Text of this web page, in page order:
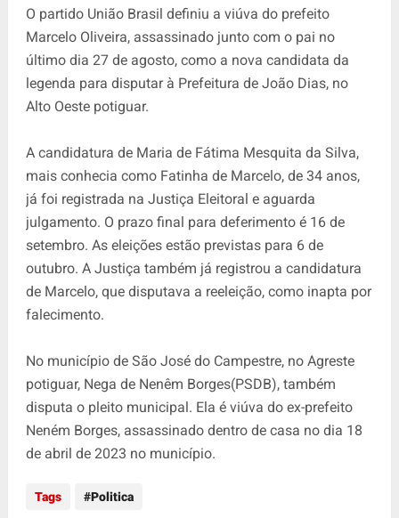
O partido União Brasil definiu a viúva do prefeito
Marcelo Oliveira, assassinado junto com o pai no
último dia 27 de agosto, como a nova candidata da
legenda para disputar à Prefeitura de João Dias, no
Alto Oeste potiguar.
A candidatura de Maria de Fátima Mesquita da Silva,
mais conhecia como Fatinha de Marcelo, de 34 anos,
já foi registrada na Justiça Eleitoral e aguarda
julgamento. O prazo final para deferimento é 16 de
setembro. As eleições estão previstas para 6 de
outubro. A Justiça também já registrou a candidatura
de Marcelo, que disputava a reeleição, como inapta por
falecimento.
No município de São José do Campestre, no Agreste
potiguar, Nega de Nenêm Borges(PSDB), também
disputa o pleito municipal. Ela é viúva do ex-prefeito
Neném Borges, assassinado dentro de casa no dia 18
de abril de 2023 no município.
Tags Politica